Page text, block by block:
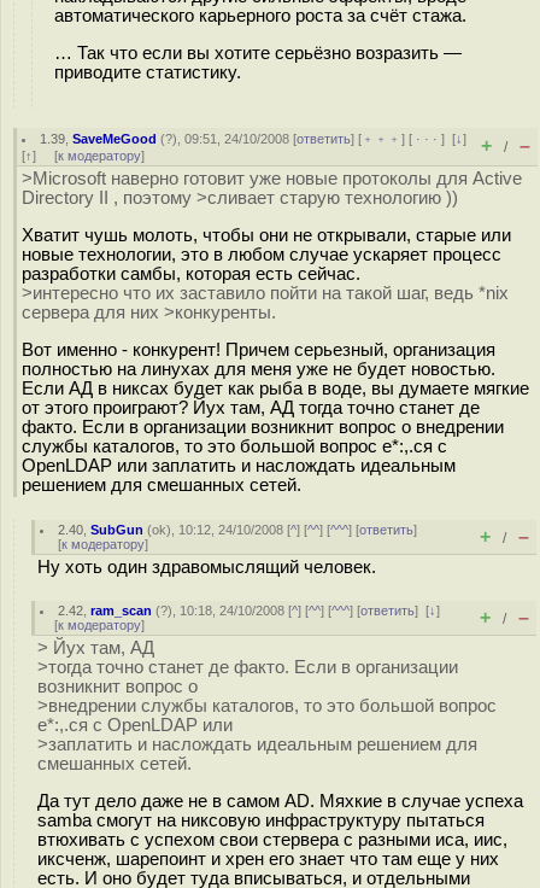
автоматического карьерного роста за счёт стажа.
… Так что если вы хотите серьёзно возразить —
приводите статистику.
1.39 ,SaveMeGood (?), 09:51, 24/10/2008 [ответить] [ ﹢﹢﹢] [ · · ·][↓]
[↑] [к модератору] + / –
>Microsoft наверно готовит уже новые протоколы для Active
Directory II , поэтому >сливает старую технологию ))
Хватит чушь молоть, чтобы они не открывали, старые или
новые технологии, это в любом случае ускаряет процесс
разработки самбы, которая есть сейчас.
>интересно что их заставило пойти на такой шаг, ведь *nix
сервера для них >конкуренты.
Вот именно - конкурент! Причем серьезный, организация
полностью на линухах для меня уже не будет новостью.
Если АД в никсах будет как рыба в воде, вы думаете мягкие
от этого проиграют? Йух там, АД тогда точно станет де
факто. Если в организации возникнит вопрос о внедрении
службы каталогов, то это большой вопрос е*:,.ся с
OpenLDAP или заплатить и наслождать идеальным
решением для смешанных сетей.
2.40 ,SubGun (ok), 10:12, 24/10/2008 [^] [^^] [^^^] [ответить]
[к модератору] + / –
Ну хоть один здравомыслящий человек.
2.42 ,ram_scan (?), 10:18, 24/10/2008 [^] [^^] [^^^] [ответить][↓]
[к модератору] + / –
> Йух там, АД
>тогда точно станет де факто. Если в организации
возникнит вопрос о
>внедрении службы каталогов, то это большой вопрос
е*:,.ся с OpenLDAP или
>заплатить и наслождать идеальным решением для
смешанных сетей.
Да тут дело даже не в самом AD. Мяхкие в случае успеха
samba смогут на никсовую инфраструктуру пытаться
втюхивать с успехом свои стервера с разными иса, иис,
иксченж, шарепоинт и хрен его знает что там еще у них
есть. И оно будет туда вписываться, и отдельными